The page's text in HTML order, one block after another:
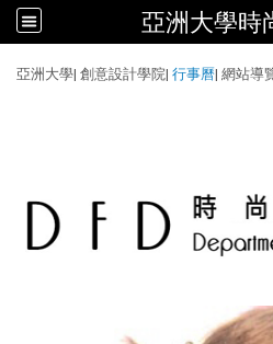
亞洲大學時
亞洲大學| 創意設計學院| 行事曆| 網站導